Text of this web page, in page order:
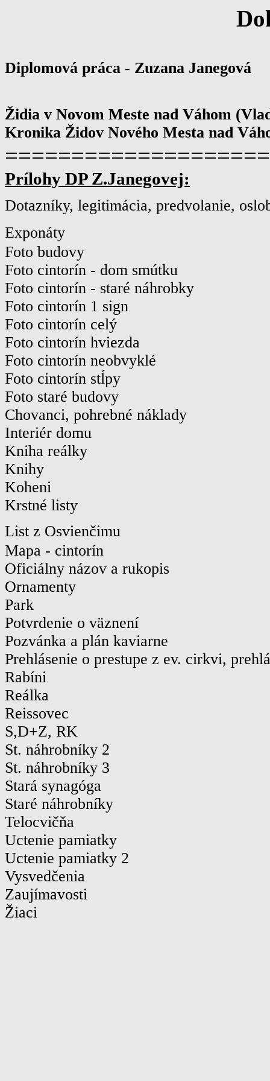
Diplomová práca - Zuzana Janegová
Židia v Novom Meste nad Váhom
Kronika Židov Nového Mesta nad
Prílohy DP Z.Janegovej:
Dotazníky, legitimácia, predvolanie,
Exponáty
Foto budovy
Foto cintorín - dom smútku
Foto cintorín - staré náhrobky
Foto cintorín 1 sign
Foto cintorín celý
Foto cintorín hviezda
Foto cintorín neobvyklé
Foto cintorín stĺpy
Foto staré budovy
Chovanci, pohrebné náklady
Interiér domu
Kniha reálky
Knihy
Koheni
Krstné listy
List z Osvienčimu
Mapa - cintorín
Oficiálny názov a rukopis
Ornamenty
Park
Potvrdenie o väznení
Pozvánka a plán kaviarne
Prehlásenie o prestupe z ev. cirkvi,
Rabíni
Reálka
Reissovec
S,D+Z, RK
St. náhrobníky 2
St. náhrobníky 3
Stará synagóga
Staré náhrobníky
Telocvičňa
Uctenie pamiatky
Uctenie pamiatky 2
Vysvedčenia
Zaujímavosti
Žiaci